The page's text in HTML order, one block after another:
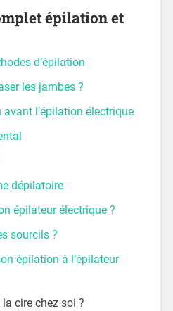
épilation et
d’épilation
les jambes ?
avant l’épilation électrique
dépilatoire
épilateur électrique ?
sourcils ?
épilation à l’épilateur
la cire chez soi ?